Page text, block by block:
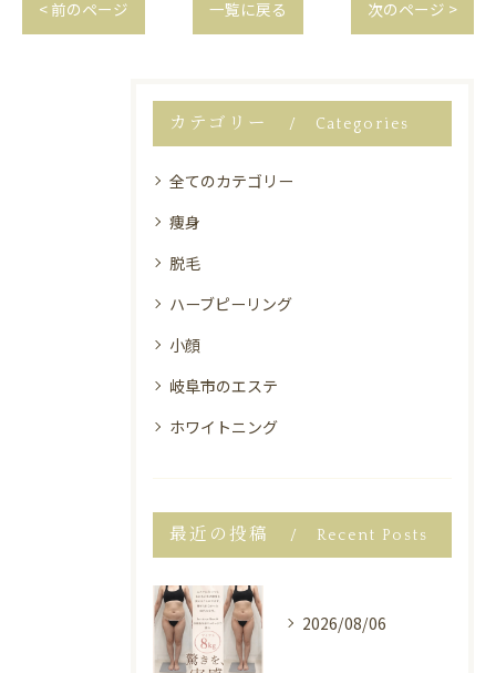
< 前のページ 一覧に戻る 次のページ >
カテゴリー Categories
全てのカテゴリー
痩身
脱毛
ハーブピーリング
小顔
岐阜市のエステ
ホワイトニング
最近の投稿 Recent Posts
2026/08/06